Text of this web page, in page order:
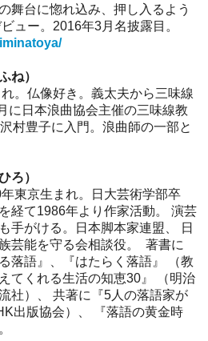
舞台に惚れ込み、押し入るよう
ュー。2016年3月名披露目。
ね）
。仏像好き。義太夫から三味線
に日本浪曲協会主催の三味線教
村豊子に入門。浪曲師の一部と
ろ）
東京生まれ。日大芸術学部卒
経て1986年より作家活動。 演芸
手がける。日本脚本家連盟、 日
芸能を守る会相談役。 著書に
落語』、『はたらく落語』 （教
てくれる生活の知恵30』 （明治
社）、 共著に『5人の落語家が
出版協会）、 『落語の黄金時